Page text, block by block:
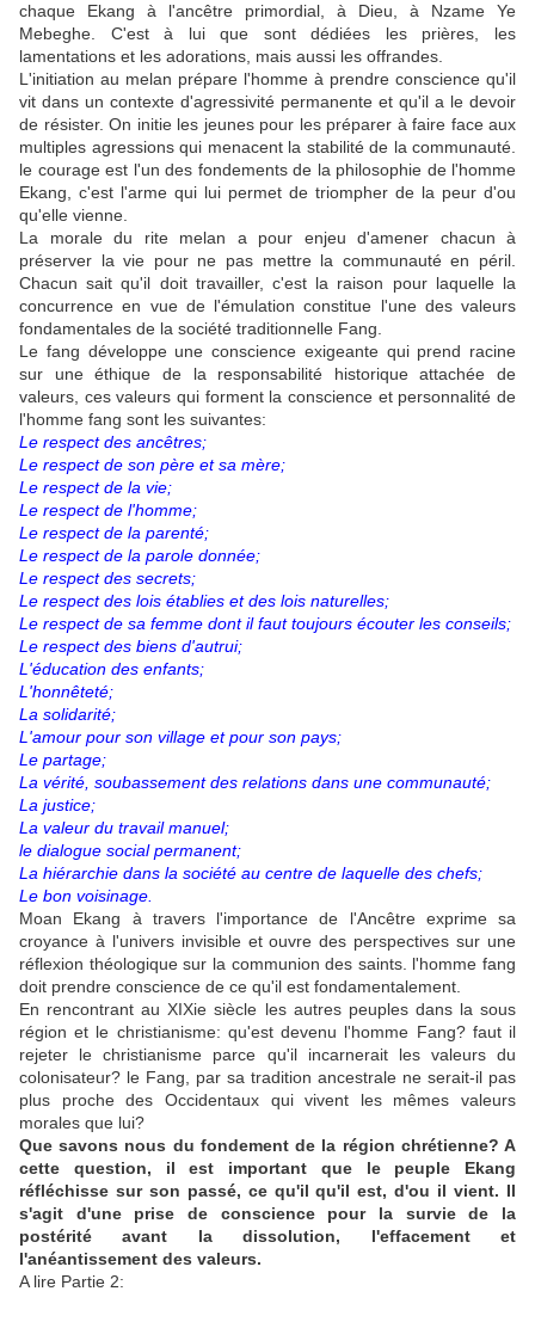
chaque Ekang à l'ancêtre primordial, à Dieu, à Nzame Ye
Mebeghe. C'est à lui que sont dédiées les prières, les
lamentations et les adorations, mais aussi les offrandes.
L'initiation au melan prépare l'homme à prendre conscience qu'il
vit dans un contexte d'agressivité permanente et qu'il a le devoir
de résister. On initie les jeunes pour les préparer à faire face aux
multiples agressions qui menacent la stabilité de la communauté.
le courage est l'un des fondements de la philosophie de l'homme
Ekang, c'est l'arme qui lui permet de triompher de la peur d'ou
qu'elle vienne.
La morale du rite melan a pour enjeu d'amener chacun à
préserver la vie pour ne pas mettre la communauté en péril.
Chacun sait qu'il doit travailler, c'est la raison pour laquelle la
concurrence en vue de l'émulation constitue l'une des valeurs
fondamentales de la société traditionnelle Fang.
Le fang développe une conscience exigeante qui prend racine
sur une éthique de la responsabilité historique attachée de
valeurs, ces valeurs qui forment la conscience et personnalité de
l'homme fang sont les suivantes:
Le respect des ancêtres;
Le respect de son père et sa mère;
Le respect de la vie;
Le respect de l'homme;
Le respect de la parenté;
Le respect de la parole donnée;
Le respect des secrets;
Le respect des lois établies et des lois naturelles;
Le respect de sa femme dont il faut toujours écouter les conseils;
Le respect des biens d'autrui;
L'éducation des enfants;
L'honnêteté;
La solidarité;
L'amour pour son village et pour son pays;
Le partage;
La vérité, soubassement des relations dans une communauté;
La justice;
La valeur du travail manuel;
le dialogue social permanent;
La hiérarchie dans la société au centre de laquelle des chefs;
Le bon voisinage.
Moan Ekang à travers l'importance de l'Ancêtre exprime sa
croyance à l'univers invisible et ouvre des perspectives sur une
réflexion théologique sur la communion des saints. l'homme fang
doit prendre conscience de ce qu'il est fondamentalement.
En rencontrant au XIXie siècle les autres peuples dans la sous
région et le christianisme: qu'est devenu l'homme Fang? faut il
rejeter le christianisme parce qu'il incarnerait les valeurs du
colonisateur? le Fang, par sa tradition ancestrale ne serait-il pas
plus proche des Occidentaux qui vivent les mêmes valeurs
morales que lui?
Que savons nous du fondement de la région chrétienne? A
cette question, il est important que le peuple Ekang
réfléchisse sur son passé, ce qu'il qu'il est, d'ou il vient. Il
s'agit d'une prise de conscience pour la survie de la
postérité avant la dissolution, l'effacement et
l'anéantissement des valeurs.
A lire Partie 2: